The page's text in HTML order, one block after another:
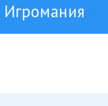
Игромания